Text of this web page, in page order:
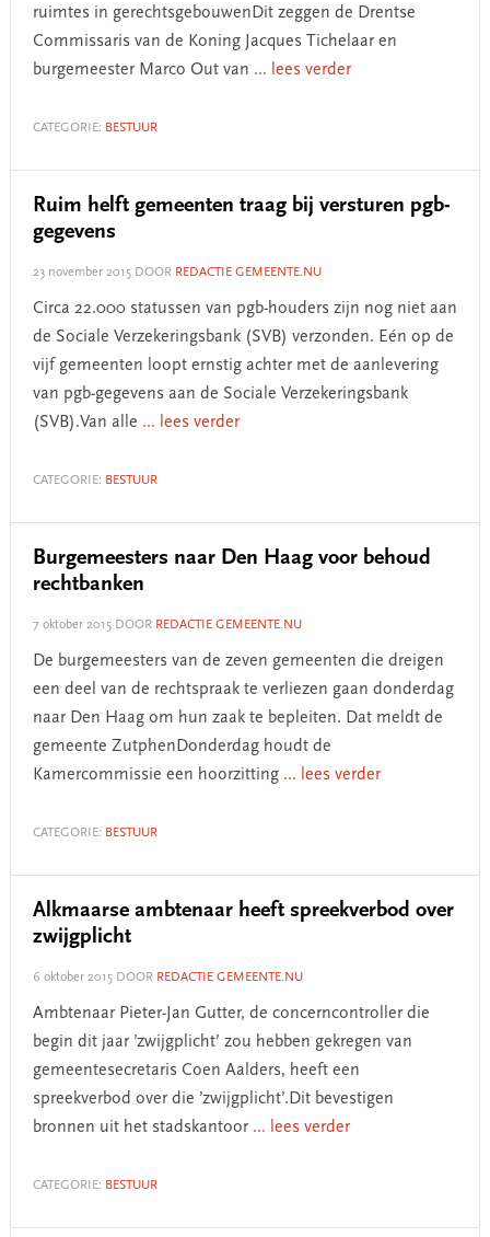
ruimtes in gerechtsgebouwenDit zeggen de Drentse
Commissaris van de Koning Jacques Tichelaar en
burgemeester Marco Out van ... lees verder
CATEGORIE: BESTUUR
Ruim helft gemeenten traag bij versturen pgb-
gegevens
23 november 2015DOOR REDACTIE GEMEENTE.NU
Circa 22.000 statussen van pgb-houders zijn nog niet aan
de Sociale Verzekeringsbank (SVB) verzonden. Eén op de
vijf gemeenten loopt ernstig achter met de aanlevering
van pgb-gegevens aan de Sociale Verzekeringsbank
(SVB).Van alle ... lees verder
CATEGORIE: BESTUUR
Burgemeesters naar Den Haag voor behoud
rechtbanken
7 oktober 2015DOOR REDACTIE GEMEENTE.NU
De burgemeesters van de zeven gemeenten die dreigen
een deel van de rechtspraak te verliezen gaan donderdag
naar Den Haag om hun zaak te bepleiten. Dat meldt de
gemeente ZutphenDonderdag houdt de
Kamercommissie een hoorzitting ... lees verder
CATEGORIE: BESTUUR
Alkmaarse ambtenaar heeft spreekverbod over
zwijgplicht
6 oktober 2015DOOR REDACTIE GEMEENTE.NU
Ambtenaar Pieter-Jan Gutter, de concerncontroller die
begin dit jaar ’zwijgplicht’ zou hebben gekregen van
gemeentesecretaris Coen Aalders, heeft een
spreekverbod over die ’zwijgplicht’.Dit bevestigen
bronnen uit het stadskantoor ... lees verder
CATEGORIE: BESTUUR